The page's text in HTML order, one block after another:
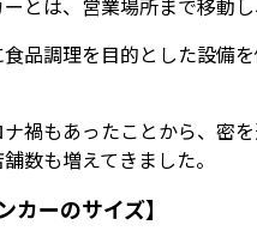
品調理を目的とした設備
禍もあったことから、密
数も増えてきました。
カーのサイズ】